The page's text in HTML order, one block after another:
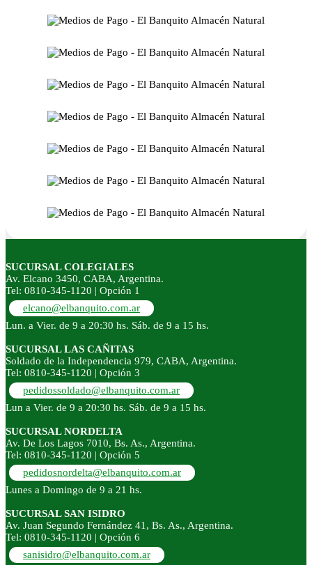
SUCURSAL COLEGIALES
Av. Elcano 3450, CABA, Argentina.
Tel: 0810-345-1120 | Opción 1
elcano@elbanquito.com.ar
Lun. a Vier. de 9 a 20:30 hs. Sáb. de 9 a 15 hs.
SUCURSAL LAS CAÑITAS
Soldado de la Independencia 979, CABA, Argentina.
Tel: 0810-345-1120 | Opción 3
pedidossoldado@elbanquito.com.ar
Lun a Vier. de 9 a 20:30 hs. Sáb. de 9 a 15 hs.
SUCURSAL NORDELTA
Av. De Los Lagos 7010, Bs. As., Argentina.
Tel: 0810-345-1120 | Opción 5
pedidosnordelta@elbanquito.com.ar
Lunes a Domingo de 9 a 21 hs.
SUCURSAL SAN ISIDRO
Av. Juan Segundo Fernández 41, Bs. As., Argentina.
Tel: 0810-345-1120 | Opción 6
sanisidro@elbanquito.com.ar